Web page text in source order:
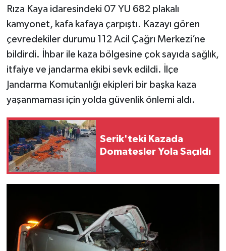
Rıza Kaya idaresindeki 07 YU 682 plakalı
kamyonet, kafa kafaya çarpıştı. Kazayı gören
çevredekiler durumu 112 Acil Çağrı Merkezi’ne
bildirdi. İhbar ile kaza bölgesine çok sayıda sağlık,
itfaiye ve jandarma ekibi sevk edildi. İlçe
Jandarma Komutanlığı ekipleri bir başka kaza
yaşanmaması için yolda güvenlik önlemi aldı.
Serik'teki Kazada
Domatesler Yola Saçıldı